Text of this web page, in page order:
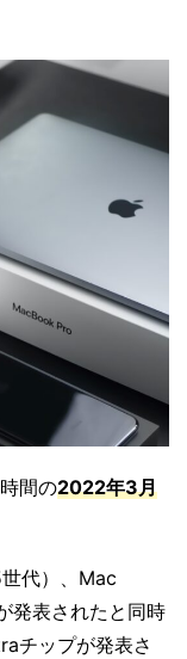
間の2022年3月
代）、Mac
発表されたと同時
チップが発表さ